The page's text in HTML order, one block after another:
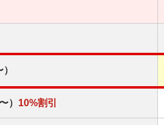
） 10%割引